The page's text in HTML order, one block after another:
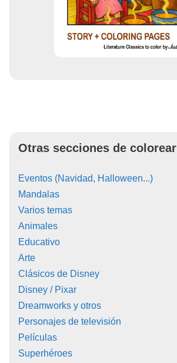
Otras secciones de colorear
Eventos (Navidad, Halloween...)
Mandalas
Varios temas
Animales
Educativo
Arte
Clásicos de Disney
Disney / Pixar
Dreamworks y otros
Personajes de televisión
Películas
Superhéroes